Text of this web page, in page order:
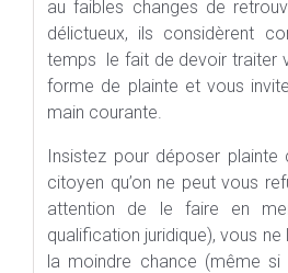
au faibles changes de
délictueux, ils considèrent
temps le fait de devoir traiter
forme de plainte et vous
main courante.
Insistez pour déposer
citoyen qu’on ne peut vous
attention de le faire en
qualification juridique), vous
la moindre chance (même